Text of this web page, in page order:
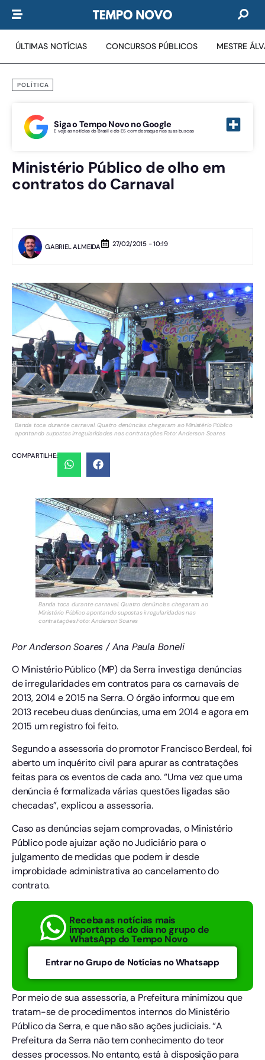
ÚLTIMAS NOTÍCIAS CONCURSOS PÚBLICOS MESTRE
POLÍTICA
Siga o Tempo Novo no Google
E veja as notícias do Brasil e do ES com destaque nas suas buscas
Ministério Público de olho em
contratos do Carnaval
GABRIEL ALMEIDA 27/02/2015 - 10:19
Banda toca durante carnaval. Quatro denúncias chegaram ao Ministério Público
apontando supostas irregularidades nas contratações.Foto: Anderson Soares
COMPARTILHE:
Banda toca durante carnaval. Quatro denúncias chegaram ao
Ministério Público apontando supostas irregularidades nas
contratações.Foto: Anderson Soares
Por Anderson Soares / Ana Paula Boneli
O Ministério Público (MP) da Serra investiga denúncias
de irregularidades em contratos para os carnavais de
2013, 2014 e 2015 na Serra. O órgão informou que em
2013 recebeu duas denúncias, uma em 2014 e agora em
2015 um registro foi feito.
Segundo a assessoria do promotor Francisco Berdeal, foi
aberto um inquérito civil para apurar as contratações
feitas para os eventos de cada ano. “Uma vez que uma
denúncia é formalizada várias questões ligadas são
checadas”, explicou a assessoria.
Caso as denúncias sejam comprovadas, o Ministério
Público pode ajuizar ação no Judiciário para o
julgamento de medidas que podem ir desde
improbidade administrativa ao cancelamento do
contrato.
Receba as notícias mais
importantes do dia no grupo de
WhatsApp do Tempo Novo
Entrar no Grupo de Notícias no Whatsapp
Por meio de sua assessoria, a Prefeitura minimizou que
tratam-se de procedimentos internos do Ministério
Público da Serra, e que não são ações judiciais. “A
Prefeitura da Serra não tem conhecimento do teor
desses processos. No entanto, está à disposição para